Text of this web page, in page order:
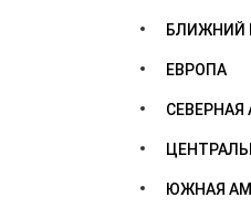
БЛИЖНИЙ
ЕВРОПА
СЕВЕРНАЯ
ЮЖНАЯ